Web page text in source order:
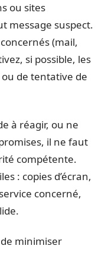
ou sites
message suspect.
(mail,
si possible, les
de tentative de
à réagir, ou ne
il ne faut
compétente.
: copies d’écran,
concerné,
minimiser